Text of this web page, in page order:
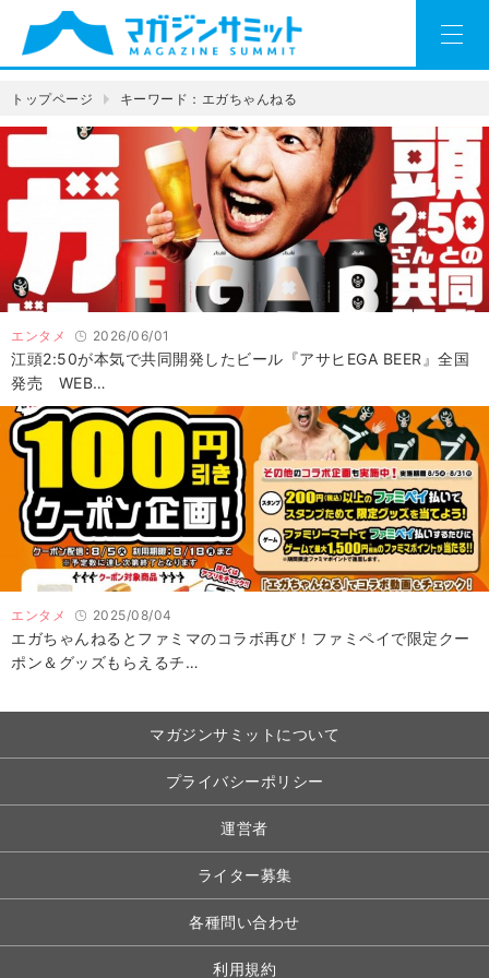
トップページ キーワード：エガちゃんねる
エンタメ 2026/06/01
江頭2:50が本気で共同開発したビール『アサヒEGA BEER』全国
発売 WEB…
エンタメ 2025/08/04
エガちゃんねるとファミマのコラボ再び！ファミペイで限定クー
ポン＆グッズもらえるチ…
マガジンサミットについて
プライバシーポリシー
運営者
ライター募集
各種問い合わせ
利用規約